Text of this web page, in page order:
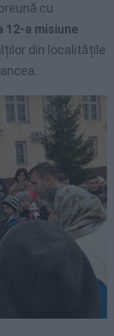
cu
12-a misiune
din localitățile